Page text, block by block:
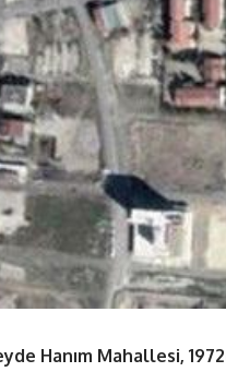
Hanım Mahallesi,